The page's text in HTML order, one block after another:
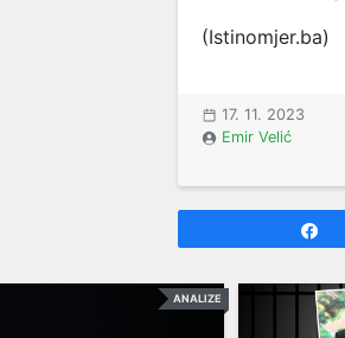
(Istinomjer.ba)
17. 11. 2023
Emir Velić
ANALIZE